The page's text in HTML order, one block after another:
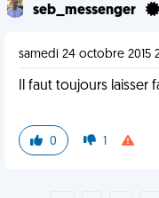
seb_messenger
samedi 24 octobre 2015
Il faut toujours laisser
0 1